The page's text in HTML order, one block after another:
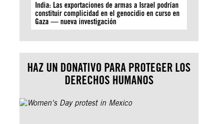
India: Las exportaciones de armas a Israel podrían
constituir complicidad en el genocidio en curso en
Gaza — nueva investigación
HAZ UN DONATIVO PARA PROTEGER LOS
DERECHOS HUMANOS